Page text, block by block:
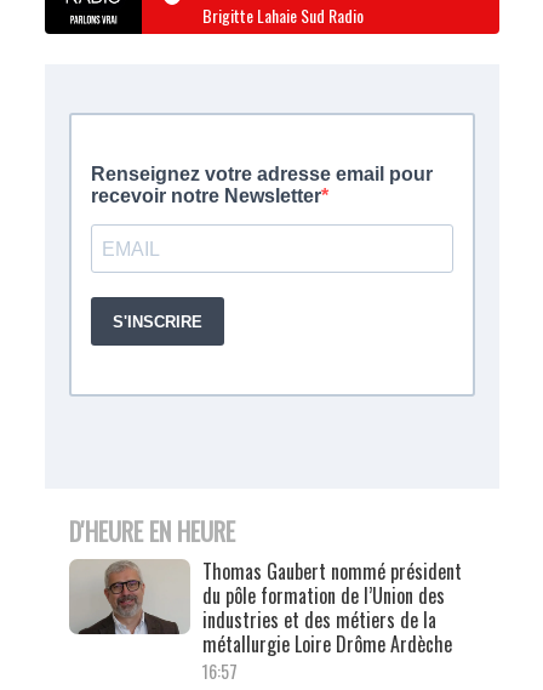
Brigitte Lahaie Sud Radio
D'HEURE EN HEURE
Thomas Gaubert nommé président
du pôle formation de l’Union des
industries et des métiers de la
métallurgie Loire Drôme Ardèche
16:57